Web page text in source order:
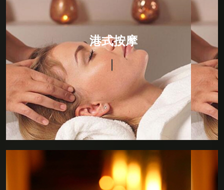
港式按摩
港式按摩
选用纯天然植物提炼而成的精华原液,结合专用护肤按摩
油，秉承物理学和生物学的原理，以缓慢轻柔的动作对
人体进行按压、摩擦、推拿。按摩手法细腻、指间节奏
感强。从而达到刺激皮肤神经，具有排毒、润肤养颜、
消脂纤体、提神醒脑、舒经活络、养肾补元、改善和平
衡新陈代谢功效;即刻消除精神疲劳，舒缓焦虑及紧张功
能，并有利于多种慢性疾病的康复。